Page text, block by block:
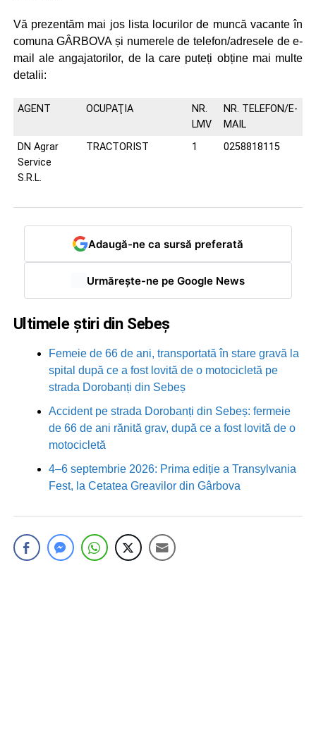
Vă prezentăm mai jos lista locurilor de muncă vacante în
comuna GÂRBOVA și numerele de telefon/adresele de e-
mail ale angajatorilor, de la care puteți obține mai multe
detalii:
AGENT OCUPAŢIA
NR.
LMV
NR. TELEFON/E-
MAIL
DN Agrar
Service
S.R.L.
TRACTORIST 1 0258818115
Adaugă-ne ca sursă preferată
Urmărește-ne pe Google News
Ultimele știri din Sebeș
Femeie de 66 de ani, transportată în stare gravă la
spital după ce a fost lovită de o motocicletă pe
strada Dorobanți din Sebeș
Accident pe strada Dorobanți din Sebeș: fermeie
de 66 de ani rănită grav, după ce a fost lovită de o
motocicletă
4–6 septembrie 2026: Prima ediție a Transylvania
Fest, la Cetatea Greavilor din Gârbova